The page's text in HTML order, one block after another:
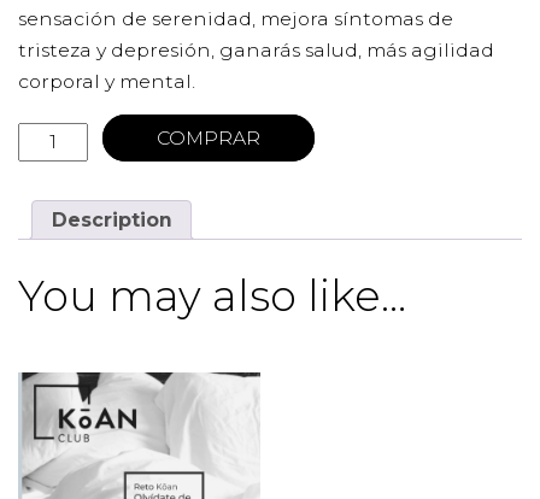
sensación de serenidad, mejora síntomas de
tristeza y depresión, ganarás salud, más agilidad
corporal y mental.
COMPRAR
Description
You may also like…